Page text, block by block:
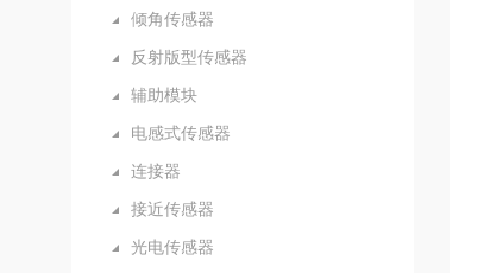
倾角传感器
反射版型传感器
辅助模块
电感式传感器
连接器
接近传感器
光电传感器